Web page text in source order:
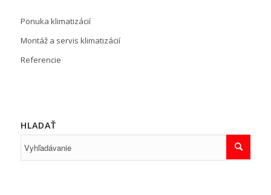
Ponuka klimatizácií
Montáž a servis klimatizácií
Referencie
HLADAŤ